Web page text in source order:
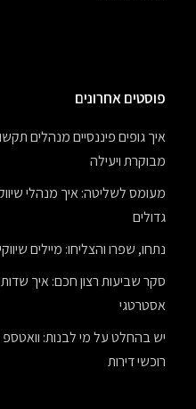
פוסטים אחרונים
איך גופים פיננסיים מנהלים
מבוקרת ויעילה
מעומס לשליטה: איך מנהלי
גדולים
נתחו, שפרו והצליחו: מיילים
סקר שביעות רצון חכם: איך
אסטרטגי
יש בהחלט על מי לבנות:
רוכשי דירות